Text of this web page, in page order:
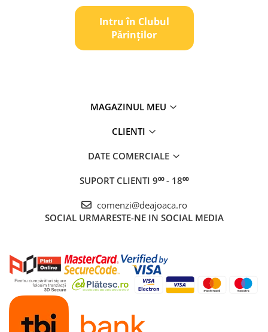
Intru în Clubul
Pǎrinților
MAGAZINUL MEU
CLIENTI
DATE COMERCIALE
SUPORT CLIENTI 9⁰⁰ - 18⁰⁰
comenzi@deajoaca.ro
SOCIAL URMARESTE-NE IN SOCIAL MEDIA